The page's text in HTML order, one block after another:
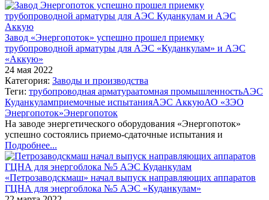
Завод «Энергопоток» успешно прошел приемку
трубопроводной арматуры для АЭС «Куданкулам» и АЭС
«Аккую»
24 мая 2022
Категория: Заводы и производства
Теги: трубопроводная арматураатомная промышленностьАЭС
Куданкуламприемочные испытанияАЭС АккуюАО «ЗЭО
Энергопоток»Энергопоток
На заводе энергетического оборудования «Энергопоток»
успешно состоялись приемо-сдаточные испытания и
Подробнее...
«Петрозаводскмаш» начал выпуск направляющих аппаратов
ГЦНА для энергоблока №5 АЭС «Куданкулам»